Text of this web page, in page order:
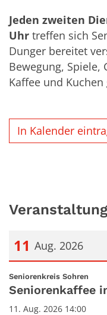
Jeden zweiten
Uhr treffen sich
Dunger bereitet
Bewegung, Spiele,
Kaffee und
In Kalender
11 Aug. 2026
Datum: 11. August
Seniorenkreis Sohren
Seniorenkaffee
11. Aug. 2026 14:00